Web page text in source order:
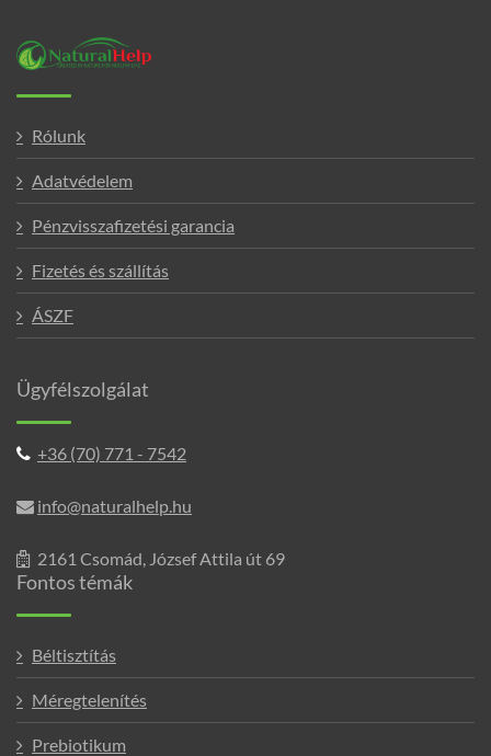
Rólunk
Adatvédelem
Pénzvisszafizetési garancia
Fizetés és szállítás
ÁSZF
Ügyfélszolgálat
+36 (70) 771 - 7542
info@naturalhelp.hu
2161 Csomád, József Attila út 69
Fontos témák
Béltisztítás
Méregtelenítés
Prebiotikum